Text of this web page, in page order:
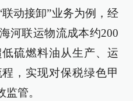
动接卸”业务为例，经
河联运物流成本约200
硫燃料油从生产、运
，实现对保税绿色甲
管。